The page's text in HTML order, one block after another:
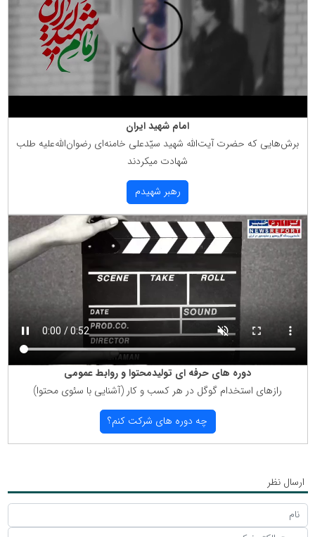
امام شهید ایران
برش‌هایی كه حضرت آیت‌الله شهید سیّدعلی خامنه‌ای رضوان‌الله‌علیه طلب
شهادت میكردند
رهبر شهیدم
دوره های حرفه ای تولیدمحتوا و روابط عمومی
رازهای استخدام گوگل در هر كسب و كار (آشنایی با سئوی محتوا)
چه دوره های شركت كنم؟
ارسال نظر